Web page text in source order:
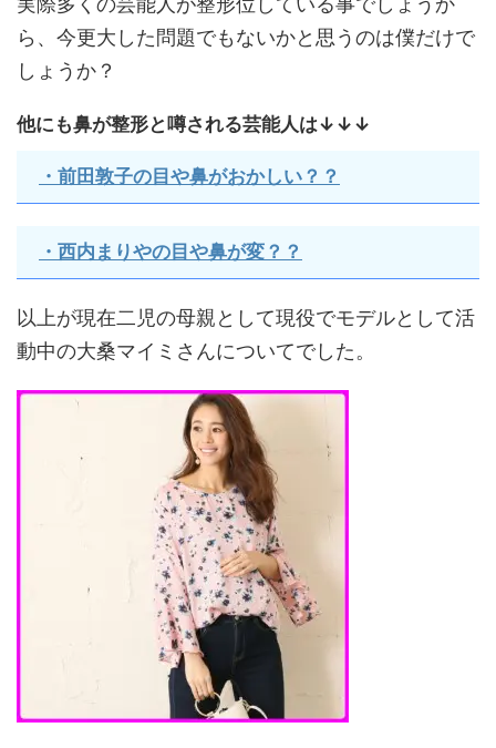
ら、今更大した問題でもないかと思うのは僕だけで
しょうか？
他にも鼻が整形と噂される芸能人は↓↓↓
・前田敦子の目や鼻がおかしい？？
・西内まりやの目や鼻が変？？
以上が現在二児の母親として現役でモデルとして活
動中の大桑マイミさんについてでした。